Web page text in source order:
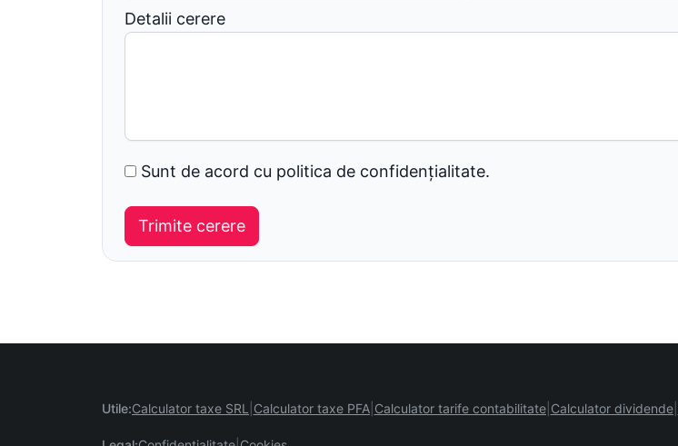
Detalii cerere
Sunt de acord cu politica de confidențialitate.
Utile:Calculator taxe SRL Calculator taxe PFA Calculator tarife contabilitate Calculator dividende